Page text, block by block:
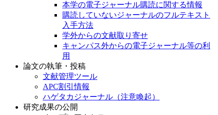
本学の電子ジャーナル購読に関する情報
購読していないジャーナルのフルテキスト
入手方法
学外からの文献取り寄せ
キャンパス外からの電子ジャーナル等の利
用
論文の執筆・投稿
文献管理ツール
APC割引情報
ハゲタカジャーナル（注意喚起）
研究成果の公開